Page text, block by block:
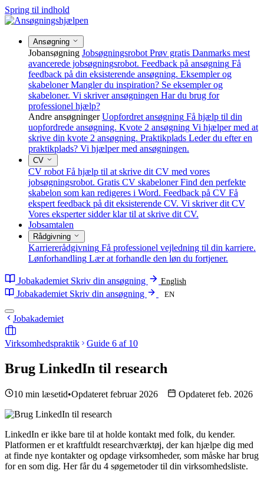
Spring til indhold
Ansøgning
Jobansøgning Jobsøgningsrobot Prøv gratis Danmarks mest
avancerede jobsøgningsrobot. Feedback på ansøgning Få
feedback på din eksisterende ansøgning. Eksempler og
skabeloner Mangler du inspiration? Se eksempler og
skabeloner. Vi skriver ansøgningen Har du brug for
professionel hjælp?
Andre ansøgninger Uopfordret ansøgning Få hjælp til din
uopfordrede ansøgning. Kvote 2 ansøgning Vi hjælper med at
skrive din kvote 2 ansøgning. Praktikplads Leder du efter en
praktikplads? Vi hjælper med ansøgningen.
CV
CV robot Få hjælp til at skrive dit CV med vores
jobsøgningsrobot. Gratis CV skabeloner Find den perfekte
skabelon som kan redigeres i Word. Feedback på CV Få
ekspert feedback på dit eksisterende CV. Vi skriver dit CV
Vores eksperter sidder klar til at skrive dit CV.
Jobsamtalen
Rådgivning
Karriererådgivning Få professionel vejledning til din karriere.
Lønforhandling Lær at forhandle den løn du fortjener.
Jobakademiet Skriv din ansøgning English
Jobakademiet Skriv din ansøgning EN
Jobakademiet
Virksomhedspraktik Guide 6 af 10
Brug LinkedIn til research
10 min læsetid•Opdateret februar 2026 Opdateret feb. 2026
LinkedIn er ikke bare til at holde kontakt med folk, du kender.
Platformen er et kraftfuldt researchværktøj, der kan hjælpe dig med
at finde nye kontakter og opdage virksomheder, som måske har brug
for en som dig. Her får du 4 søgemetoder til din virksomhedsliste.